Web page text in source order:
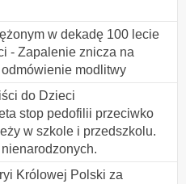
w dekadę 100 lecie
- Zapalenie znicza na
odmówienie modlitwy
do Dzieci
stop pedofilii przeciwko
w szkole i przedszkolu.
Królowej Polski za